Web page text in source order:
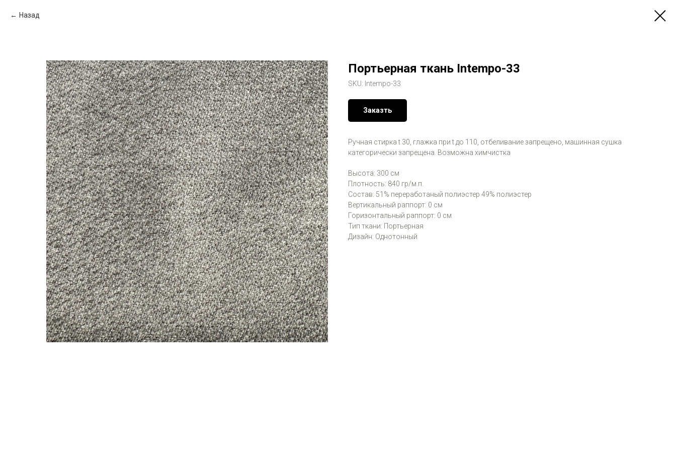
Назад
Портьерная ткань Intempo-33
SKU: Intempo-33
Заказть
Ручная стирка t 30, глажка при t до 110, отбеливание запрещено, машинная сушка
категорически запрещена. Возможна химчистка
Высота: 300 см
Плотность: 840 гр/м.п.
Состав: 51% переработаный полиэстер 49% полиэстер
Вертикальный раппорт: 0 см
Горизонтальный раппорт: 0 см
Тип ткани: Портьерная
Дизайн: Однотонный